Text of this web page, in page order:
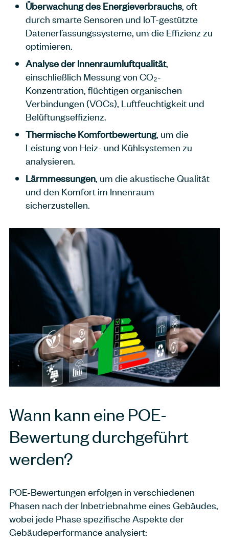
Überwachung des Energieverbrauchs, oft
durch smarte Sensoren und IoT-gestützte
Datenerfassungssysteme, um die Effizienz zu
optimieren.
Analyse der Innenraumluftqualität,
einschließlich Messung von CO₂-
Konzentration, flüchtigen organischen
Verbindungen (VOCs), Luftfeuchtigkeit und
Belüftungseffizienz.
Thermische Komfortbewertung, um die
Leistung von Heiz- und Kühlsystemen zu
analysieren.
Lärmmessungen, um die akustische Qualität
und den Komfort im Innenraum
sicherzustellen.
Wann kann eine POE-
Bewertung durchgeführt
werden?
POE-Bewertungen erfolgen in verschiedenen
Phasen nach der Inbetriebnahme eines Gebäudes,
wobei jede Phase spezifische Aspekte der
Gebäudeperformance analysiert: